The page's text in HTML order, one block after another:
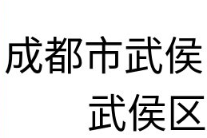
成都市武
武侯